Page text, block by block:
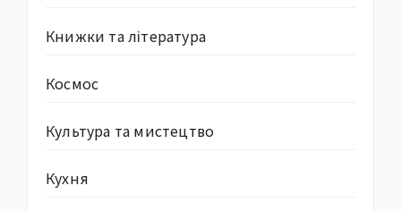
Книжки та література
Космос
Культура та мистецтво
Кухня